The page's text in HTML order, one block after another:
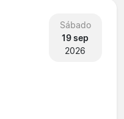
Sábado
19 sep
2026